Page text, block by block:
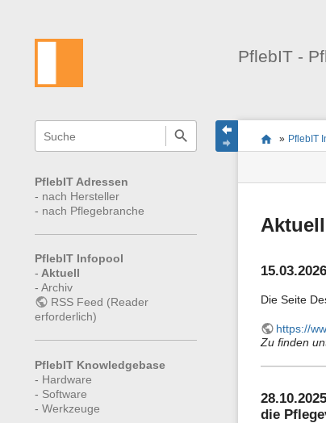
PflebIT -
Wikiübergreifende
Schnellsuche
PflebIT Adressen
- nach Hersteller
- nach Pflegebranche
PflebIT Infopool
- Aktuell
- Archiv
RSS Feed (Reader
erforderlich)
PflebIT Knowledgebase
- Hardware
- Software
- Werkzeuge
Seitenstatus
Sie
befinden
» PflebIT
Seiten-
Aktuell
Die Seite
https://
Zu finden
die